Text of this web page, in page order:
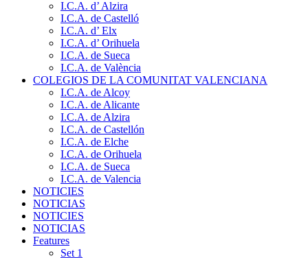
I.C.A. d’ Alzira
I.C.A. de Castelló
I.C.A. d’ Elx
I.C.A. d’ Orihuela
I.C.A. de Sueca
I.C.A. de València
COLEGIOS DE LA COMUNITAT VALENCIANA
I.C.A. de Alcoy
I.C.A. de Alicante
I.C.A. de Alzira
I.C.A. de Castellón
I.C.A. de Elche
I.C.A. de Orihuela
I.C.A. de Sueca
I.C.A. de Valencia
NOTICIES
NOTICIAS
NOTICIES
NOTICIAS
Features
Set 1